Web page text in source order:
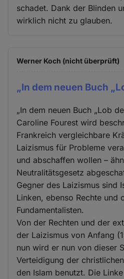
schadet. Dank der Blinden
wirklich nicht zu glauben.
Werner Koch (nicht überprüft)
„In dem neuen Buch
„In dem neuen Buch „Lob
Caroline Fourest wird
Frankreich vergleichbare
Laizismus für Probleme
und abschaffen wollen –
Neutralitätsgesetz
Gegner des Laizismus sind
Linken, ebenso Rechte und
Fundamentalisten.
Von der Rechten und der
der Laizismus von Anfang
nun wird er nun von dieser
Verteidigung der
den Islam benutzt. Die